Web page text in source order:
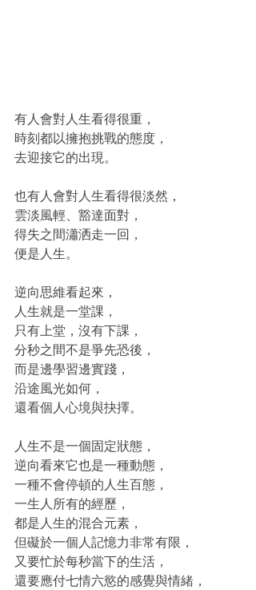
有人會對人生看得很重，
時刻都以擁抱挑戰的態度，
去迎接它的出現。
也有人會對人生看得很淡然，
雲淡風輕、豁達面對，
得失之間瀟洒走一回，
便是人生。
逆向思維看起來，
人生就是一堂課，
只有上堂，沒有下課，
分秒之間不是爭先恐後，
而是邊學習邊實踐，
沿途風光如何，
還看個人心境與抉擇。
人生不是一個固定狀態，
逆向看來它也是一種動態，
一種不會停頓的人生百態，
一生人所有的經歷，
都是人生的混合元素，
但礙於一個人記憶力非常有限，
又要忙於每秒當下的生活，
還要應付七情六慾的感覺與情緒，